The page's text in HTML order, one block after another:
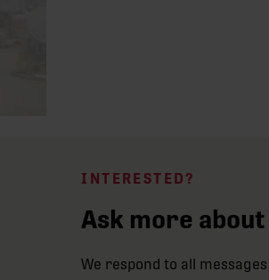
INTERESTED?
Ask more
We respond to all